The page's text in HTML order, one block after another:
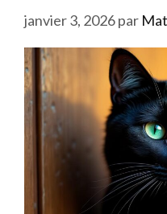
janvier 3, 2026par